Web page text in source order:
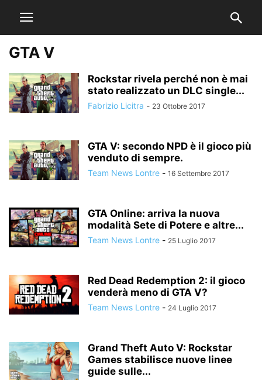
GTA V
Rockstar rivela perché non è mai
stato realizzato un DLC single...
Fabrizio Licitra - 23 Ottobre 2017
GTA V: secondo NPD è il gioco più
venduto di sempre.
Team News Lontre - 16 Settembre 2017
GTA Online: arriva la nuova
modalità Sete di Potere e altre...
Team News Lontre - 25 Luglio 2017
Red Dead Redemption 2: il gioco
venderà meno di GTA V?
Team News Lontre - 24 Luglio 2017
Grand Theft Auto V: Rockstar
Games stabilisce nuove linee
guide sulle...